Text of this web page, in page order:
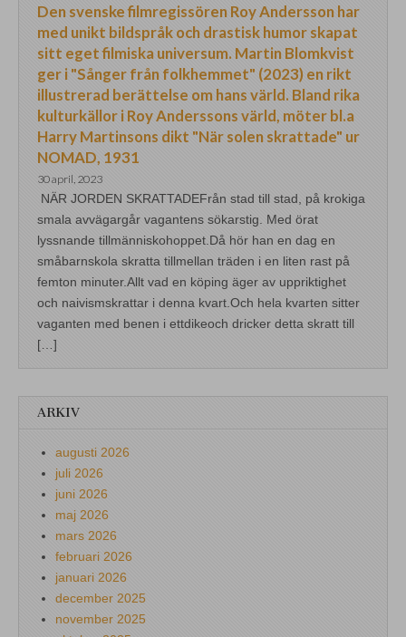
Den svenske filmregissören Roy Andersson har
med unikt bildspråk och drastisk humor skapat
sitt eget filmiska universum. Martin Blomkvist
ger i "Sånger från folkhemmet" (2023) en rikt
illustrerad berättelse om hans värld. Bland rika
kulturkällor i Roy Anderssons värld, möter bl.a
Harry Martinsons dikt "När solen skrattade" ur
NOMAD, 1931
30 april, 2023
NÄR JORDEN SKRATTADEFrån stad till stad, på krokiga
smala avvägargår vagantens sökarstig. Med örat
lyssnande tillmänniskohoppet.Då hör han en dag en
småbarnskola skratta tillmellan träden i en liten rast på
femton minuter.Allt vad en köping äger av uppriktighet
och naivismskrattar i denna kvart.Och hela kvarten sitter
vaganten med benen i ettdikeoch dricker detta skratt till
[…]
ARKIV
augusti 2026
juli 2026
juni 2026
maj 2026
mars 2026
februari 2026
januari 2026
december 2025
november 2025